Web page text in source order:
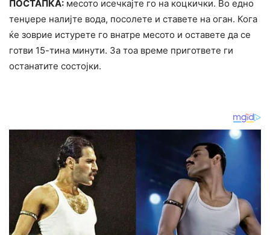
ПОСТАПКА: месото исечкајте го на коцкички. Во едно
тенџере налијте вода, посолете и ставете на оган. Кога
ќе зоврие истурете го внатре месото и оставете да се
готви 15-тина минути. За тоа време пригответе ги
останатите состојки.